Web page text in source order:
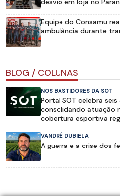
Equipe do Consamu
ambulância durante
BLOG / COLUNAS
NOS BASTIDORES DA SOT
Portal SOT celebra
consolidando atuação
cobertura esportiva
VANDRÉ DUBIELA
A guerra e a crise dos